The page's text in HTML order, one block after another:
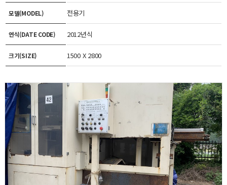
모델(MODEL) 전용기
연식(DATE CODE) 2012년식
크기(SIZE) 1500 X 2800